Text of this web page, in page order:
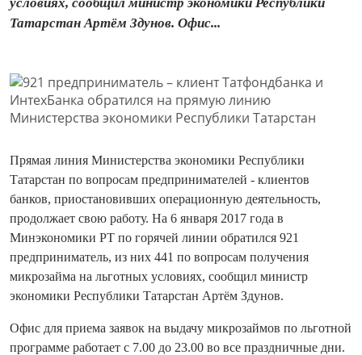
Татарстан Артём Здунов. Офис...
Прямая линия Министерства экономики Республики
Татарстан по вопросам предпринимателей - клиентов
банков, приостановивших операционную деятельность,
продолжает свою работу. На 6 января 2017 года в
Минэкономики РТ по горячей линии обратился 921
предприниматель, из них 441 по вопросам получения
микрозайма на льготных условиях, сообщил министр
экономики Республики Татарстан Артём Здунов.
Офис для приема заявок на выдачу микрозаймов по льготной
программе работает с 7.00 до 23.00 во все праздничные дни.